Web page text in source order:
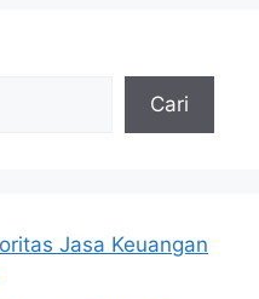
Cari
Jasa Keuangan